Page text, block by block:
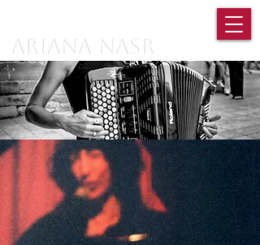
Ariana Nasr